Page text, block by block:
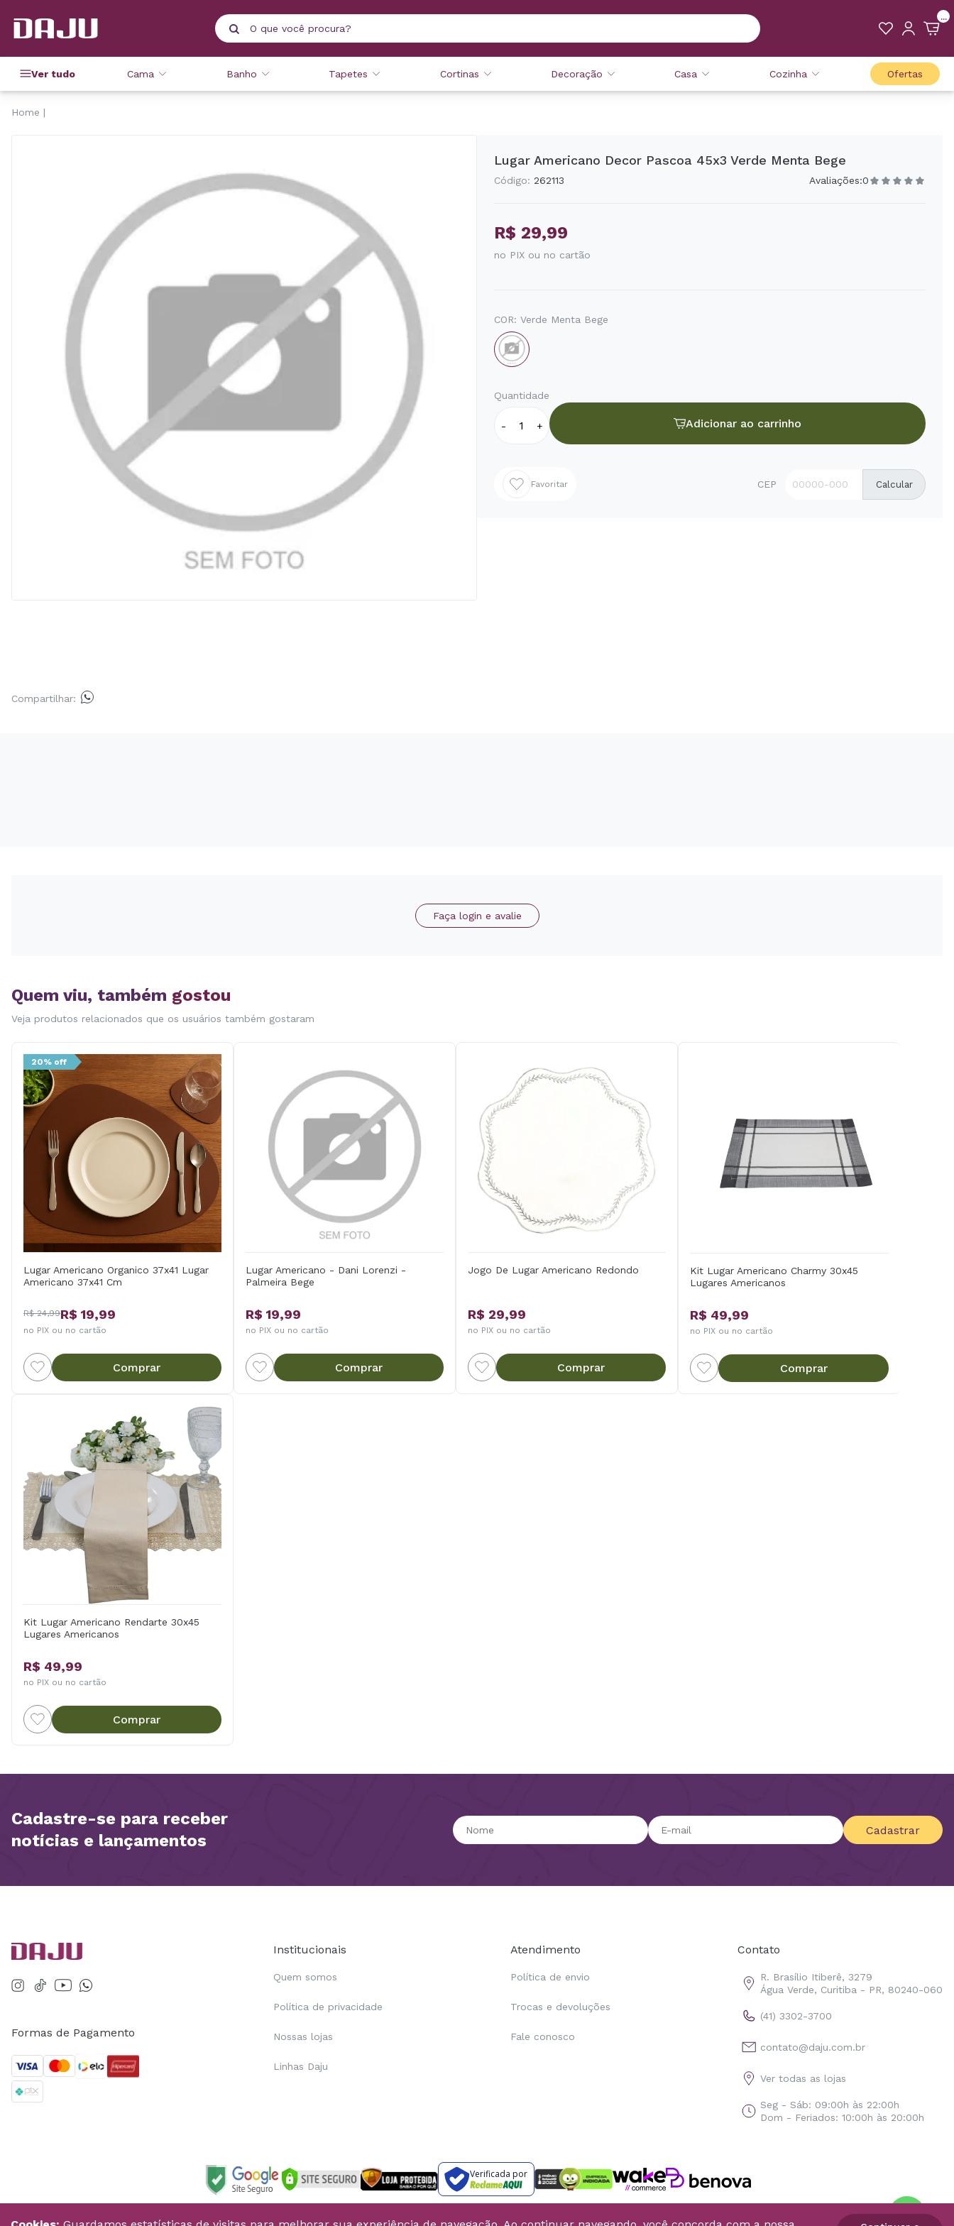
...
Ver tudo Cama Banho Tapetes Cortinas Decoração Casa Cozinha Ofertas
Home
Compartilhar:
Lugar Americano Decor Pascoa 45x3 Verde Menta Bege
Código: 262113 Avaliações:0
R$ 29,99
no PIX ou no cartão
COR: Verde Menta Bege
Quantidade
- + Adicionar ao carrinho
Favoritar CEP Calcular
Faça login e avalie
Quem viu, também gostou
Veja produtos relacionados que os usuários também gostaram
20% off
Lugar Americano Organico 37x41 Lugar
Americano 37x41 Cm
R$ 24,99R$ 19,99
no PIX ou no cartão
Comprar
Lugar Americano - Dani Lorenzi -
Palmeira Bege
R$ 19,99
no PIX ou no cartão
Comprar
Jogo De Lugar Americano Redondo
R$ 29,99
no PIX ou no cartão
Comprar
Kit Lugar Americano Charmy 30x45
Lugares Americanos
R$ 49,99
no PIX ou no cartão
Comprar
Kit Lugar Americano Rendarte 30x45
Lugares Americanos
R$ 49,99
no PIX ou no cartão
Comprar
Cadastre-se para receber
notícias e lançamentos
Cadastrar
Formas de Pagamento
Institucionais
Quem somos
Política de privacidade
Nossas lojas
Linhas Daju
Atendimento
Política de envio
Trocas e devoluções
Fale conosco
Contato
R. Brasílio Itiberê, 3279
Água Verde, Curitiba - PR, 80240-060
(41) 3302-3700
contato@daju.com.br
Ver todas as lojas
Seg - Sáb: 09:00h às 22:00h
Dom - Feriados: 10:00h às 20:00h
Verificada por